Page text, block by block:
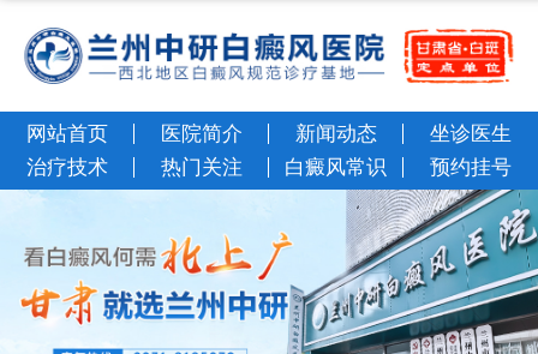
网站首页 医院简介 新闻动态
坐诊医生
治疗技术
热门关注 白癜风常识 预约挂号